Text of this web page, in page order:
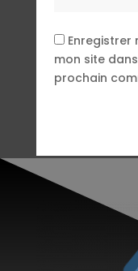
Enregistrer
mon site
prochain